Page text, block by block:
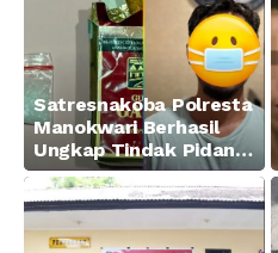
Satresnakoba Polresta
Manokwari Berhasil
Ungkap Tindak Pidana
Narkotika Golongan I
Jenis Sabu di Jalan
Swapen Perkebunan
Manokwari